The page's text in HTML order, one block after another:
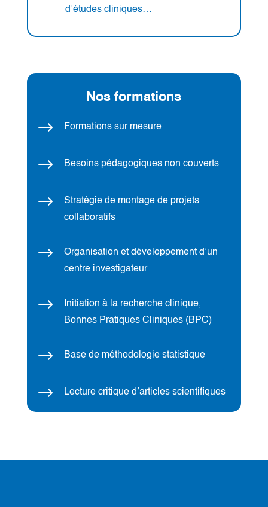
d’études cliniques…
Nos formations
$ Formations sur mesure
$ Besoins pédagogiques non couverts
$
Stratégie de montage de projets
collaboratifs
$
Organisation et développement d’un
centre investigateur
$
Initiation à la recherche clinique,
Bonnes Pratiques Cliniques (BPC)
$ Base de méthodologie statistique
$ Lecture critique d’articles scientifiques